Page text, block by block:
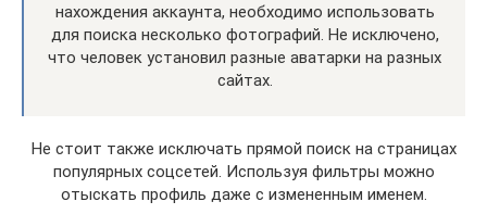
нахождения аккаунта, необходимо использовать
для поиска несколько фотографий. Не исключено,
что человек установил разные аватарки на разных
сайтах.
Не стоит также исключать прямой поиск на страницах
популярных соцсетей. Используя фильтры можно
отыскать профиль даже с измененным именем.